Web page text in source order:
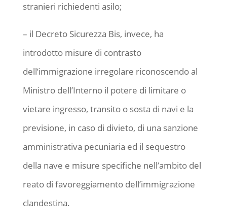
stranieri richiedenti asilo;
– il Decreto Sicurezza Bis, invece, ha
introdotto misure di contrasto
dell’immigrazione irregolare riconoscendo al
Ministro dell’Interno il potere di limitare o
vietare ingresso, transito o sosta di navi e la
previsione, in caso di divieto, di una sanzione
amministrativa pecuniaria ed il sequestro
della nave e misure specifiche nell’ambito del
reato di favoreggiamento dell’immigrazione
clandestina.